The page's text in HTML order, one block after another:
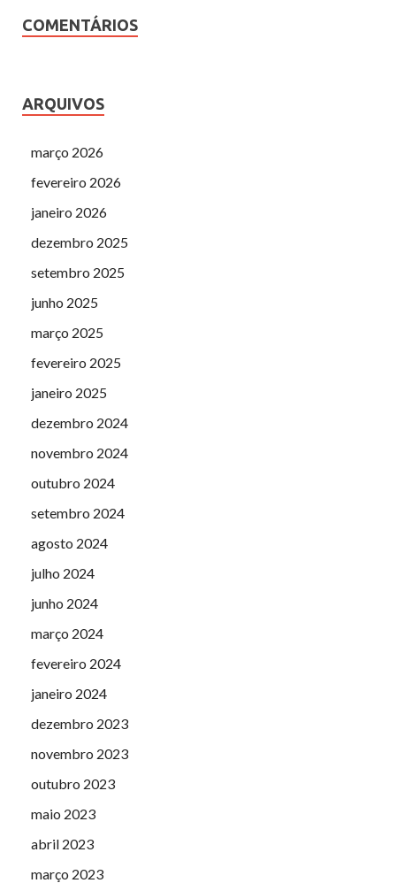
COMENTÁRIOS
ARQUIVOS
março 2026
fevereiro 2026
janeiro 2026
dezembro 2025
setembro 2025
junho 2025
março 2025
fevereiro 2025
janeiro 2025
dezembro 2024
novembro 2024
outubro 2024
setembro 2024
agosto 2024
julho 2024
junho 2024
março 2024
fevereiro 2024
janeiro 2024
dezembro 2023
novembro 2023
outubro 2023
maio 2023
abril 2023
março 2023